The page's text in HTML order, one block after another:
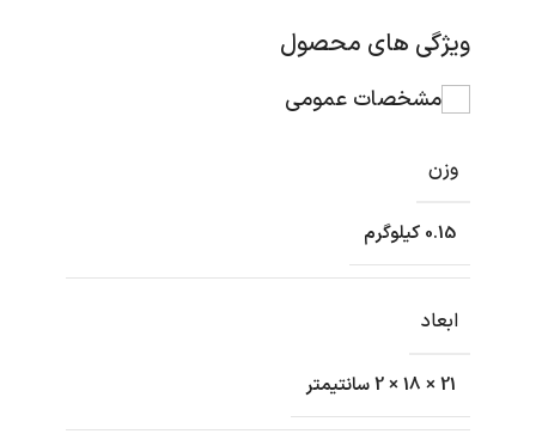
ویژگی های محصول
مشخصات عمومی
وزن
0.15 کیلوگرم
ابعاد
21 × 18 × 2 سانتیمتر